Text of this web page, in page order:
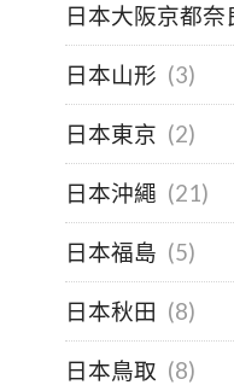
日本大阪京都奈
日本山形 (3)
日本東京 (2)
日本沖繩 (21)
日本福島 (5)
日本秋田 (8)
日本鳥取 (8)